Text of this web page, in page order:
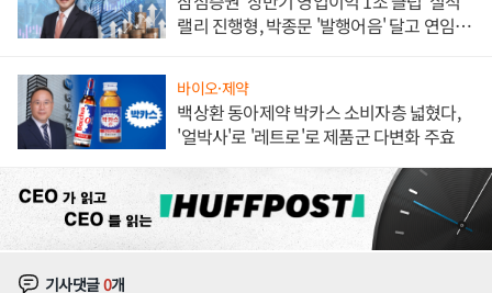
랠리 진행형, 박종문 '발행어음' 달고 연임 향
바이오·제약
백상환 동아제약 박카스 소비자층 넓혔다,
'얼박사'로 '레트로'로 제품군 다변화 주효
기사댓글0개